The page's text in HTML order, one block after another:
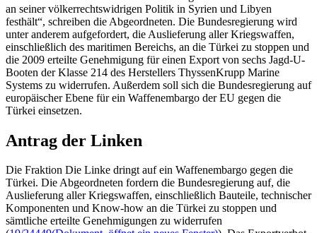
an seiner völkerrechtswidrigen Politik in Syrien und Libyen
festhält“, schreiben die Abgeordneten. Die Bundesregierung wird
unter anderem aufgefordert, die Auslieferung aller Kriegswaffen,
einschließlich des maritimen Bereichs, an die Türkei zu stoppen und
die 2009 erteilte Genehmigung für einen Export von sechs Jagd-U-
Booten der Klasse 214 des Herstellers ThyssenKrupp Marine
Systems zu widerrufen. Außerdem soll sich die Bundesregierung auf
europäischer Ebene für ein Waffenembargo der EU gegen die
Türkei einsetzen.
Antrag der Linken
Die Fraktion Die Linke dringt auf ein Waffenembargo gegen die
Türkei. Die Abgeordneten fordern die Bundesregierung auf, die
Auslieferung aller Kriegswaffen, einschließlich Bauteile, technischer
Komponenten und Know-how an die Türkei zu stoppen und
sämtliche erteilte Genehmigungen zu widerrufen